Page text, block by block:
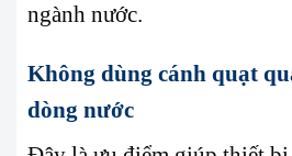
ngành nước.
Không dùng cánh quạt
dòng nước